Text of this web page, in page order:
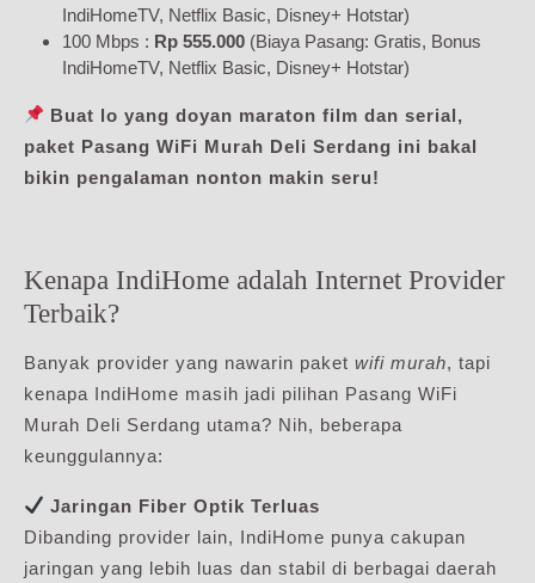
IndiHomeTV, Netflix Basic, Disney+ Hotstar)
100 Mbps : Rp 555.000 (Biaya Pasang: Gratis, Bonus
IndiHomeTV, Netflix Basic, Disney+ Hotstar)
Buat lo yang doyan maraton film dan serial,
paket Pasang WiFi Murah Deli Serdang ini bakal
bikin pengalaman nonton makin seru!
Kenapa IndiHome adalah Internet Provider
Terbaik?
Banyak provider yang nawarin paket wifi murah, tapi
kenapa IndiHome masih jadi pilihan Pasang WiFi
Murah Deli Serdang utama? Nih, beberapa
keunggulannya:
Jaringan Fiber Optik Terluas
Dibanding provider lain, IndiHome punya cakupan
jaringan yang lebih luas dan stabil di berbagai daerah